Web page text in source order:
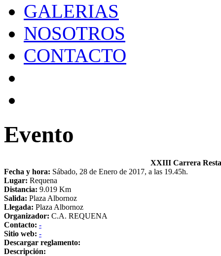
GALERIAS
NOSOTROS
CONTACTO
Evento
XXIII Carrera
Fecha y hora: Sábado, 28 de Enero de 2017, a las 19.45h.
Lugar: Requena
Distancia: 9.019 Km
Salida: Plaza Albornoz
Llegada: Plaza Albornoz
Organizador: C.A. REQUENA
Contacto: -
Sitio web: -
Descargar reglamento:
Descripción: